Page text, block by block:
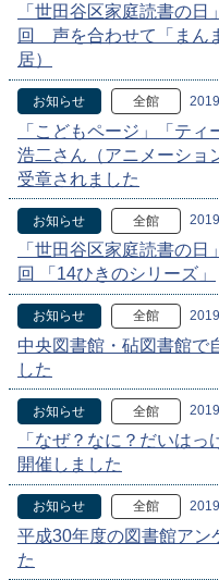
「世田谷区家庭読書の
回 声を合わせて「まん
居）
お知らせ 全館
「こどもページ」「テ
浩二さん（アニメーショ
受章されました
お知らせ 全館
「世田谷区家庭読書の
回 「14ひきのシリーズ」
お知らせ 全館
中央図書館・砧図書館で
した
お知らせ 全館
「なぜ？なに？だいは
開催しました
お知らせ 全館
平成30年度の図書館アン
た